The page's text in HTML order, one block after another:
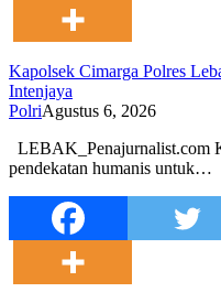
Kapolsek Cimarga Polres
Intenjaya
PolriAgustus 6, 2026
LEBAK_Penajurnalist.com
pendekatan humanis untuk…